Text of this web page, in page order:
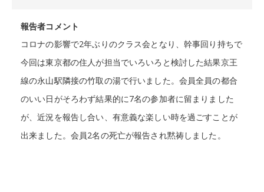
報告者コメント
コロナの影響で2年ぶりのクラス会となり、幹事回り持ちで
今回は東京都の住人が担当でいろいろと検討した結果京王
線の永山駅隣接の竹取の湯で行いました。会員全員の都合
のいい日がそろわず結果的に7名の参加者に留まりました
が、近況を報告し合い、有意義な楽しい時を過ごすことが
出来ました。会員2名の死亡が報告され黙祷しました。